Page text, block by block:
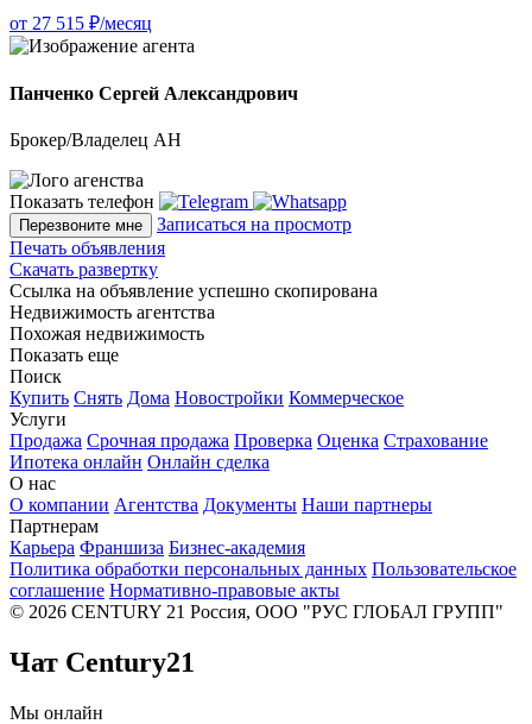
от 27 515 ₽/месяц
Панченко Сергей Александрович
Брокер/Владелец АН
Показать телефон
Перезвоните мне
Записаться на просмотр
Печать объявления
Скачать развертку
Ссылка на объявление успешно скопирована
Недвижимость агентства
Похожая недвижимость
Показать еще
Поиск
Купить Снять Дома Новостройки Коммерческое
Услуги
Продажа Срочная продажа Проверка Оценка Страхование
Ипотека онлайн Онлайн сделка
О нас
О компании Агентства Документы Наши партнеры
Партнерам
Карьера Франшиза Бизнес-академия
Политика обработки персональных данных Пользовательское
соглашение Нормативно-правовые акты
© 2026 CENTURY 21 Россия, ООО "РУС ГЛОБАЛ ГРУПП"
Чат Century21
Мы онлайн